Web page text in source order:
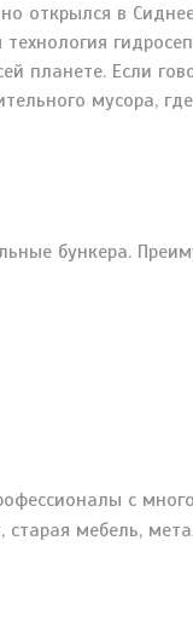
открылся в
планете. Если
мусора,
бункера.
с
старая мебель,